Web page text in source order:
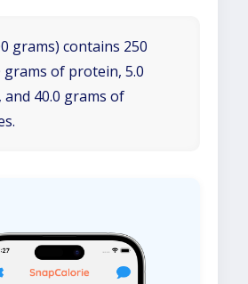
grams) contains 250
grams of protein, 5.0
40.0 grams of